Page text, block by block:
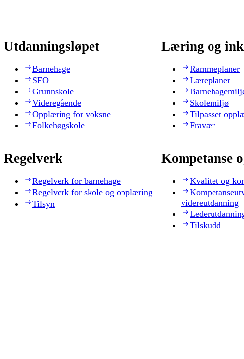
Utdanningsløpet
Barnehage
SFO
Grunnskole
Videregående
Opplæring for voksne
Folkehøgskole
Læring og
Rammeplaner
Læreplaner
Skolemiljø
Tilpasset
Fravær
Regelverk
Regelverk for barnehage
Regelverk for skole og opplæring
Tilsyn
Kompetanse
Kvalitet og
videreutdanning
Tilskudd